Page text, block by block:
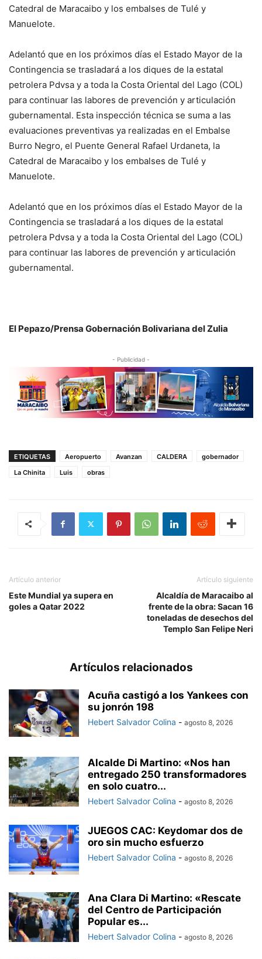
Catedral de Maracaibo y los embalses de Tulé y
Manuelote.
Adelantó que en los próximos días el Estado Mayor de la
Contingencia se trasladará a los diques de la estatal
petrolera Pdvsa y a toda la Costa Oriental del Lago (COL)
para continuar las labores de prevención y articulación
gubernamental. Esta inspección técnica se suma a las
evaluaciones preventivas ya realizadas en el Embalse
Burro Negro, el Puente General Rafael Urdaneta, la
Catedral de Maracaibo y los embalses de Tulé y
Manuelote.
Adelantó que en los próximos días el Estado Mayor de la
Contingencia se trasladará a los diques de la estatal
petrolera Pdvsa y a toda la Costa Oriental del Lago (COL)
para continuar las labores de prevención y articulación
gubernamental.
El Pepazo/Prensa Gobernación Bolivariana del Zulia
- Publicidad -
ETIQUETAS Aeropuerto Avanzan CALDERA
gobernador
La Chinita
Luis obras
Artículo anterior
Este Mundial ya supera en
goles a Qatar 2022
Artículo siguiente
Alcaldía de Maracaibo al
frente de la obra: Sacan 16
toneladas de desechos del
Templo San Felipe Neri
Artículos relacionados
Acuña castigó a los Yankees con
su jonrón 198
Hebert Salvador Colina - agosto 8, 2026
Alcalde Di Martino: «Nos han
entregado 250 transformadores
en solo cuatro...
Hebert Salvador Colina - agosto 8, 2026
JUEGOS CAC: Keydomar dos de
oro sin mucho esfuerzo
Hebert Salvador Colina - agosto 8, 2026
Ana Clara Di Martino: «Rescate
del Centro de Participación
Popular es...
Hebert Salvador Colina - agosto 8, 2026